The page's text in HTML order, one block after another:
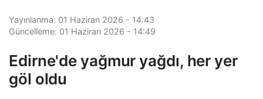
Yayınlanma: 01 Haziran 2026 - 14:43
Güncelleme: 01 Haziran 2026 - 14:49
Edirne'de yağmur yağdı, her yer
göl oldu